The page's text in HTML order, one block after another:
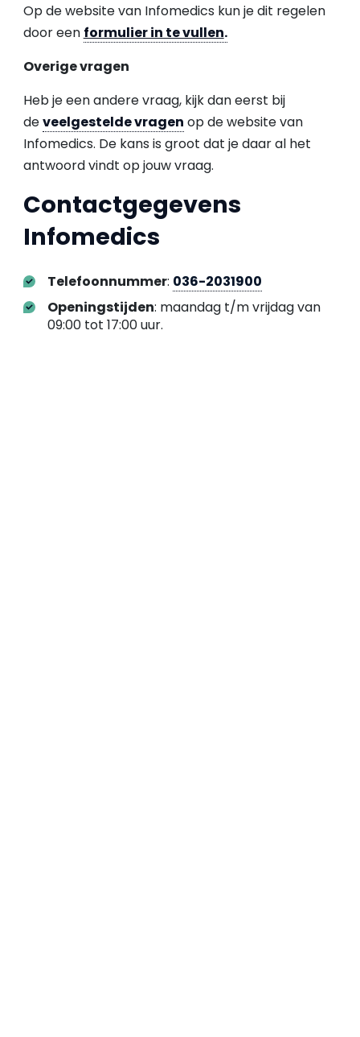
Op de website van Infomedics kun je dit regelen
door een formulier in te vullen.
Overige vragen
Heb je een andere vraag, kijk dan eerst bij
deveelgestelde vragen op de website van
Infomedics. De kans is groot dat je daar al het
antwoord vindt op jouw vraag.
Contactgegevens
Infomedics
Telefoonnummer: 036-2031900
Openingstijden: maandag t/m vrijdag van
09:00 tot 17:00 uur.